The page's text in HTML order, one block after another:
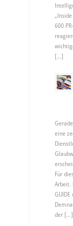
600
[…]
eine
Für
Arbeit.
der […]